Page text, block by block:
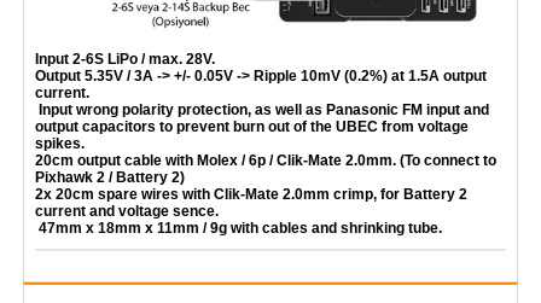
Input 2-6S LiPo / max. 28V.
Output 5.35V / 3A -> +/- 0.05V -> Ripple 10mV (0.2%) at 1.5A output
current.
Input wrong polarity protection, as well as Panasonic FM input and
output capacitors to prevent burn out of the UBEC from voltage
spikes.
20cm output cable with Molex / 6p / Clik-Mate 2.0mm. (To connect to
Pixhawk 2 / Battery 2)
2x 20cm spare wires with Clik-Mate 2.0mm crimp, for Battery 2
current and voltage sence.
47mm x 18mm x 11mm / 9g with cables and shrinking tube.